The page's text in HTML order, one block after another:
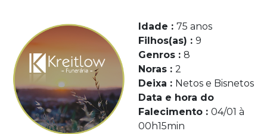
Idade : 75 anos
Filhos(as) : 9
Genros : 8
Noras : 2
Deixa : Netos e Bisnetos
Data e hora do
Falecimento : 04/01 à
00h15min